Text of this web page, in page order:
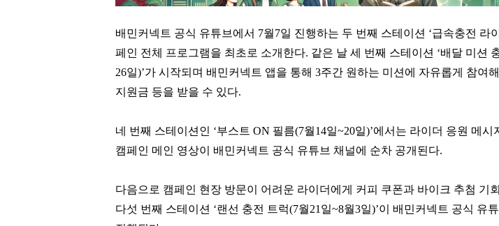
배민커넥트 공식 유튜브에서 7월7일 진행하는 두 번째 스테이션 ‘급속충전 라
페인 전체 프로그램을 최초로 소개한다. 같은 날 세 번째 스테이션 ‘배달 미션
26일)’가 시작되며 배민커넥트 앱을 통해 3주간 원하는 미션에 자유롭게 참여
지원금 등을 받을 수 있다.
네 번째 스테이션인 ‘부스트 ON 필름(7월14일~20일)’에서는 라이더 응원 메시
캠페인 메인 영상이 배민커넥트 공식 유튜브 채널에 순차 공개된다.
다음으로 캠페인 현장 방문이 어려운 라이더에게 커피 쿠폰과 바이크 추첨 기
다섯 번째 스테이션 ‘랜선 충전 트럭(7월21일~8월3일)’이 배민커넥트 공식 유